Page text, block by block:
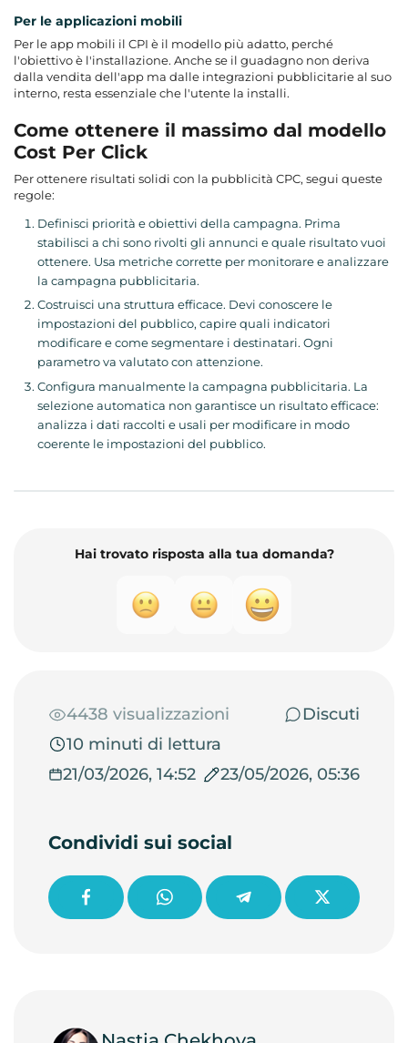
Per le applicazioni mobili
Per le app mobili il CPI è il modello più adatto, perché
l'obiettivo è l'installazione. Anche se il guadagno non deriva
dalla vendita dell'app ma dalle integrazioni pubblicitarie al suo
interno, resta essenziale che l'utente la installi.
Come ottenere il massimo dal modello
Cost Per Click
Per ottenere risultati solidi con la pubblicità CPC, segui queste
regole:
Definisci priorità e obiettivi della campagna. Prima
stabilisci a chi sono rivolti gli annunci e quale risultato vuoi
ottenere. Usa metriche corrette per monitorare e analizzare
la campagna pubblicitaria.
Costruisci una struttura efficace. Devi conoscere le
impostazioni del pubblico, capire quali indicatori
modificare e come segmentare i destinatari. Ogni
parametro va valutato con attenzione.
Configura manualmente la campagna pubblicitaria. La
selezione automatica non garantisce un risultato efficace:
analizza i dati raccolti e usali per modificare in modo
coerente le impostazioni del pubblico.
Hai trovato risposta alla tua domanda?
4438 visualizzazioni
Discuti
10 minuti di lettura
21/03/2026, 14:52
23/05/2026, 05:36
Condividi sui social